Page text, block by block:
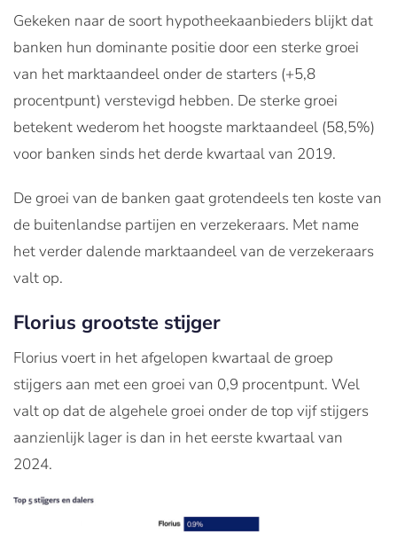
Gekeken naar de soort hypotheekaanbieders blijkt dat
banken hun dominante positie door een sterke groei
van het marktaandeel onder de starters (+5,8
procentpunt) verstevigd hebben. De sterke groei
betekent wederom het hoogste marktaandeel (58,5%)
voor banken sinds het derde kwartaal van 2019.
De groei van de banken gaat grotendeels ten koste van
de buitenlandse partijen en verzekeraars. Met name
het verder dalende marktaandeel van de verzekeraars
valt op.
Florius grootste stijger
Florius voert in het afgelopen kwartaal de groep
stijgers aan met een groei van 0,9 procentpunt. Wel
valt op dat de algehele groei onder de top vijf stijgers
aanzienlijk lager is dan in het eerste kwartaal van
2024.